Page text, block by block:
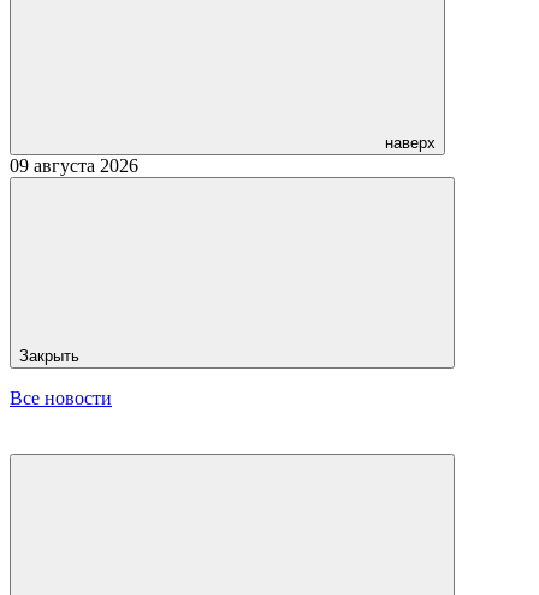
наверх
09 августа 2026
Закрыть
Все новости